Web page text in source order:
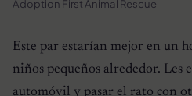
Adoption First Animal Rescue
Este par estarían mejor en un
niños pequeños alrededor. Les
automóvil y pasar el rato con